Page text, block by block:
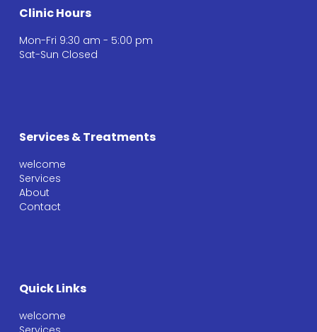
Clinic Hours
Mon-Fri 9:30 am - 5:00 pm
Sat-Sun Closed
Services & Treatments
welcome
Services
About
Contact
Quick Links
welcome